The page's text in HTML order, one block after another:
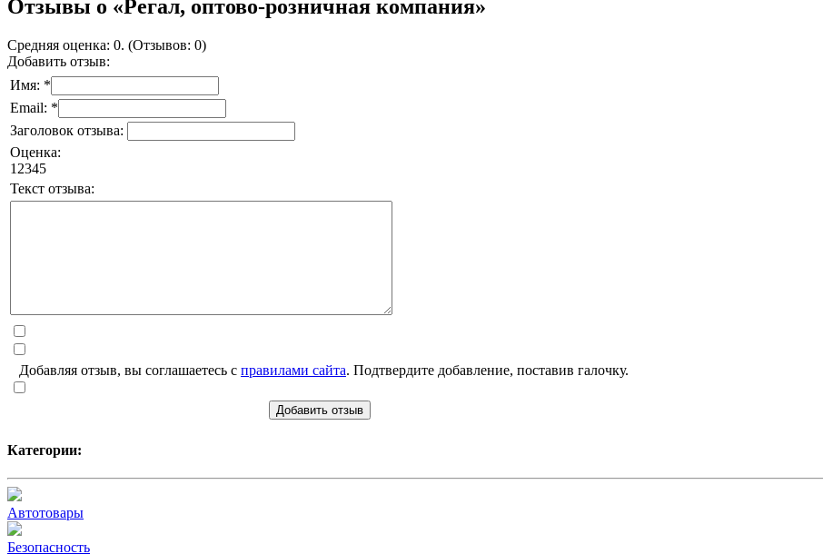
Отзывы о «Регал, оптово-розничная компания»
Средняя оценка: 0. (Отзывов: 0)
Добавить отзыв:
Имя: *
Email: *
Заголовок отзыва:
Оценка:
1 2345
Текст отзыва:
Добавляя отзыв, вы соглашаетесь с правилами сайта. Подтвердите добавление, поставив галочку.
Добавить отзыв
Категории:
Автотовары
Безопасность